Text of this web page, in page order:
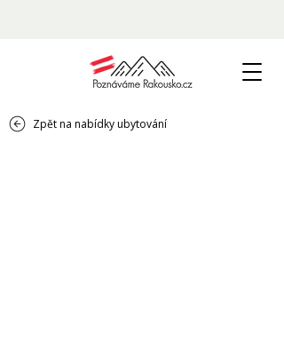
Zpět na nabídky ubytování